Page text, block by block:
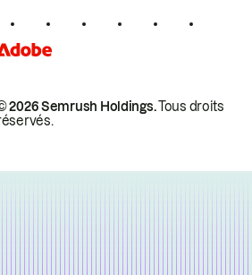
2026 Semrush Holdings.Tous droits